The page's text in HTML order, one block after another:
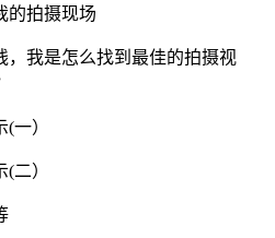
的拍摄现场
，我是怎么找到最佳的拍摄视
一）
二）